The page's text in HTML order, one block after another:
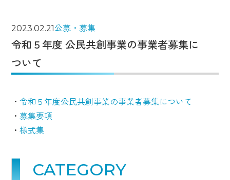
2023.02.21公募・募集
令和５年度 公民共創事業の事業者募集に
ついて
・令和５年度公民共創事業の事業者募集について
・募集要項
・様式集
CATEGORY